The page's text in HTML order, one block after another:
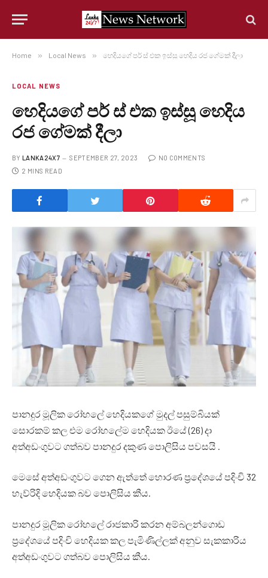
Home » Local News » හෙදියගේ පර් ස් එක ඉස්සූ හෙදිය රජ ගේමක් දීලා
LOCAL NEWS
හෙදියගේ පර් ස් එක ඉස්සූ හෙදිය
රජ ගේමක් දීලා
BY LANKA24X7 SEPTEMBER 27, 2023
NO COMMENTS
2 MINS READ
පානදුර මූලික රෝහලේ හෙදියකගේ මුදල් පසුම්බියක්
සොරකම් කල එම රෝහලේම හෙදියක ඊයේ (26) දා
අත්අඩංගුවට ගත්බව පානදුර දකුණ පොලිසිය පවසයි .
මෙසේ අත්අඩංගුවට ගෙන ඇත්තේ හොරණ ප්‍රදේශයේ පදිංචි 32
හැව්රිදි හෙදියක බව පොලිසිය කීය.
පානදුර මූලික රෝහලේ රාජකාරි කරන අම්බලන්ගොඩ
ප්‍රදේශයේ පදිංචි හෙදියක කල පැමිණිල්ලක් අනුව සැකකාරිය
අත්අඩංගුවට ගත්බව පොලිසිය කීය.